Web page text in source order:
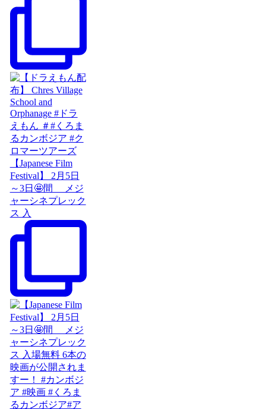
【Japanese Film
Festival】 2月5日
～3日🤩間 メジ
ャーシネプレック
ス 入